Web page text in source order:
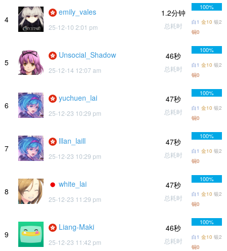
4
emily_vales
25-12-10 2:01 pm
1.2分钟
总耗时
100%
白1 金10 银2
铜0
5
Unsocial_Shadow
25-12-14 12:07 am
46秒
总耗时
100%
白1 金10 银2
铜0
6
yuchuen_lai
25-12-23 10:29 pm
47秒
总耗时
100%
白1 金10 银2
铜0
7
lllan_laill
25-12-23 10:29 pm
47秒
总耗时
100%
白1 金10 银2
铜0
8
white_lai
25-12-23 11:29 pm
47秒
总耗时
100%
白1 金10 银2
铜0
9
Liang-Maki
25-12-23 11:42 pm
46秒
总耗时
100%
白1 金10 银2
铜0